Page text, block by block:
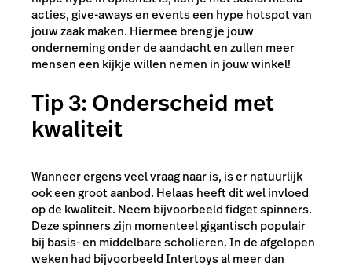
acties, give-aways en events een hype hotspot van
jouw zaak maken. Hiermee breng je jouw
onderneming onder de aandacht en zullen meer
mensen een kijkje willen nemen in jouw winkel!
Tip 3: Onderscheid met
kwaliteit
Wanneer ergens veel vraag naar is, is er natuurlijk
ook een groot aanbod. Helaas heeft dit wel invloed
op de kwaliteit. Neem bijvoorbeeld fidget spinners.
Deze spinners zijn momenteel gigantisch populair
bij basis- en middelbare scholieren. In de afgelopen
weken had bijvoorbeeld Intertoys al meer dan